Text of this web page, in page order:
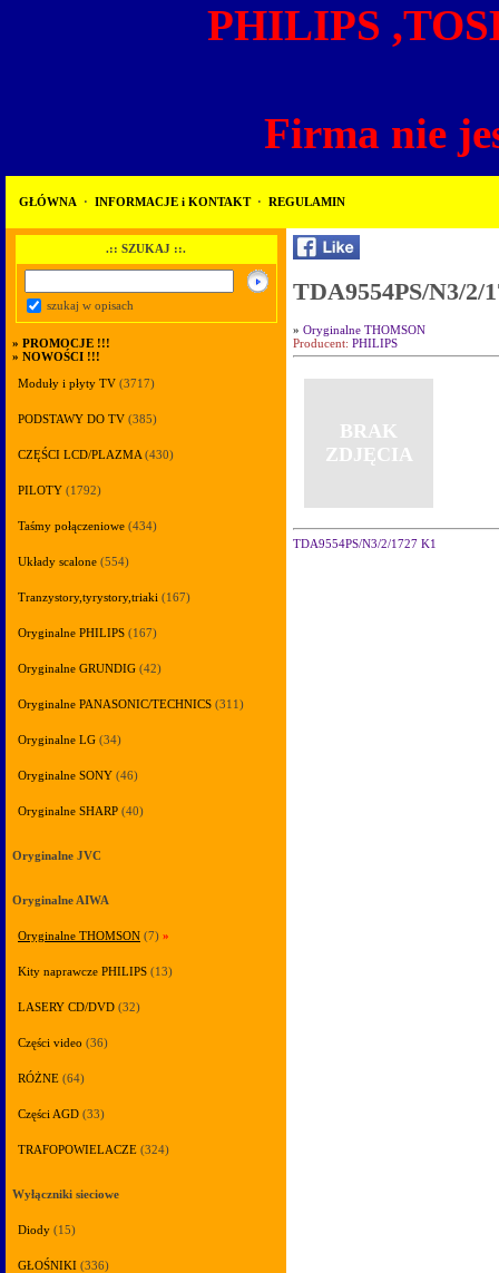
PHILIPS
Firma nie
GŁÓWNA · INFORMACJE i KONTAKT · REGULAMIN
.:: SZUKAJ ::.
szukaj w opisach
» PROMOCJE !!!
» NOWOŚCI !!!
Moduły i płyty TV (3717)
PODSTAWY DO TV (385)
CZĘŚCI LCD/PLAZMA (430)
PILOTY (1792)
Taśmy połączeniowe (434)
Układy scalone (554)
Tranzystory,tyrystory,triaki (167)
Oryginalne PHILIPS (167)
Oryginalne GRUNDIG (42)
Oryginalne PANASONIC/TECHNICS (311)
Oryginalne LG (34)
Oryginalne SONY (46)
Oryginalne SHARP (40)
Oryginalne JVC
Oryginalne AIWA
Oryginalne THOMSON (7) »
Kity naprawcze PHILIPS (13)
LASERY CD/DVD (32)
Części video (36)
RÓŻNE (64)
Części AGD (33)
TRAFOPOWIELACZE (324)
Wyłączniki sieciowe
Diody (15)
GŁOŚNIKI (336)
TDA9554PS/N3/2/
» Oryginalne THOMSON
Producent: PHILIPS
BRAK
ZDJĘCIA
TDA9554PS/N3/2/1727 K1